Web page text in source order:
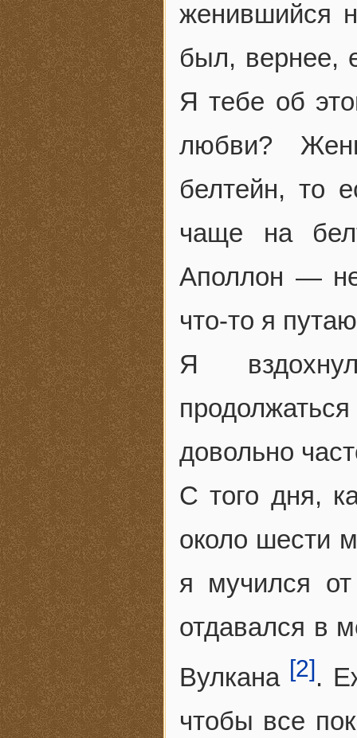
женившийся
был, вернее,
Я тебе об
любви?
белтейн, то
чаще на
Аполлон —
что-то я
Я
довольно
С того дня,
около шести
я мучился
отдавался в
Вулкана [2].
чтобы все